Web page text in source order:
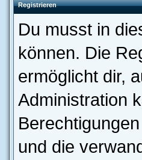
Registrieren
Du musst in
können. Die
ermöglicht dir,
Administration
und die